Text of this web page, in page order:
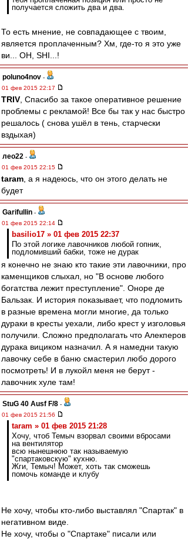
получается сложить два и два.
То есть мнение, не совпадающее с твоим,
является проплаченным? Хм, где-то я это уже
ви... OH, SHI...!
poluno4nov -
01 фев 2015 22:17
TRIV , Спасибо за такое оперативное решение
проблемы с рекламой! Все бы так у нас быстро
решалось ( снова ушёл в тень, старчески
вздыхая)
лео22 -
01 фев 2015 22:15
taram , а я надеюсь, что он этого делать не
будет
Garifullin -
01 фев 2015 22:14
basilio17 » 01 фев 2015 22:37
По этой логике лавочников любой гопник,
подломивший бабки, тоже не дурак
я конечно не знаю кто такие эти лавочники, про
каменщиков слыхал, но "В основе любого
богатства лежит преступление". Оноре де
Бальзак. И история показывает, что подломить
в разные времена могли многие, да только
дураки в кресты уехали, либо крест у изголовья
получили. Сложно предполагать что Алекперов
дурака вициком назначил. А я намедни такую
лавочку себе в баню смастерил любо дорого
посмотреть! И в лукойл меня не берут -
лавочник хуле там!
StuG 40 Ausf F/8 -
01 фев 2015 21:56
taram » 01 фев 2015 21:28
Хочу, чтоб Темыч взорвал своими вбросами
на вентилятор
всю нынешнюю так называемую
"спартаковскую" кухню.
Жги, Темыч! Может, хоть так сможешь
помочь команде и клубу
Не хочу, чтобы кто-либо выставлял "Спартак" в
негативном виде.
Не хочу, чтобы о "Спартаке" писали или